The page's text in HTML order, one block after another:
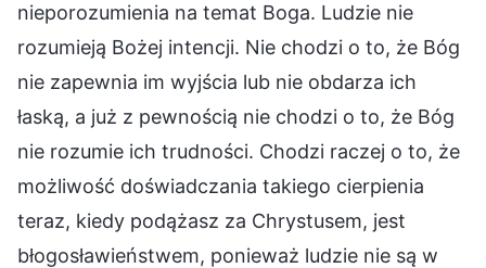
nieporozumienia na temat Boga. Ludzie nie
rozumieją Bożej intencji. Nie chodzi o to, że Bóg
nie zapewnia im wyjścia lub nie obdarza ich
łaską, a już z pewnością nie chodzi o to, że Bóg
nie rozumie ich trudności. Chodzi raczej o to, że
możliwość doświadczania takiego cierpienia
teraz, kiedy podążasz za Chrystusem, jest
błogosławieństwem, ponieważ ludzie nie są w